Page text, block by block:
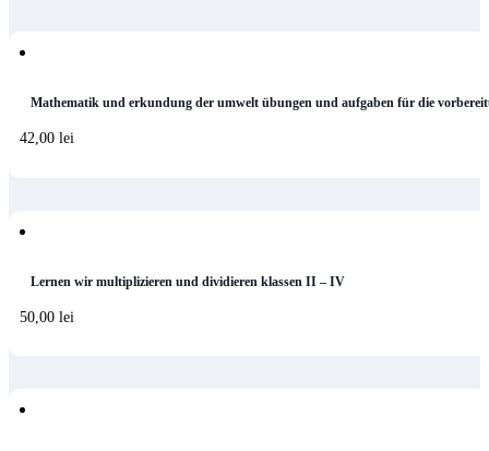
Mathematik und erkundung der umwelt übungen und aufgaben für die
42,00 lei
Lernen wir multiplizieren und dividieren klassen II – IV
50,00 lei